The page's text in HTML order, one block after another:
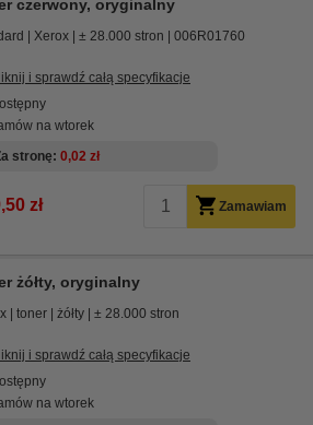
czerwony, oryginalny
Xerox ± 28.000 stron 006R01760
i sprawdź całą specyfikacje
na wtorek
stronę 0,02 zł
zł Zamawiam
żółty, oryginalny
toner żółty ± 28.000 stron
i sprawdź całą specyfikacje
na wtorek